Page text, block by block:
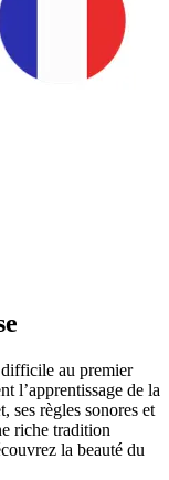
au premier
l’apprentissage de la
ses règles sonores et
riche tradition
la beauté du